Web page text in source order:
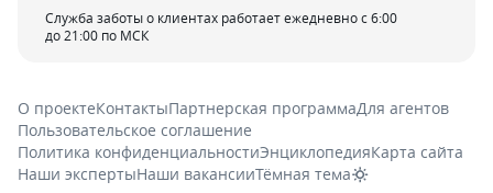
Служба заботы о клиентах работает ежедневно с 6:00
до 21:00 по МСК
О проектеКонтактыПартнерская программаДля агентов
Пользовательское соглашение
Политика конфиденциальностиЭнциклопедияКарта сайта
Наши экспертыНаши вакансииТёмная тема